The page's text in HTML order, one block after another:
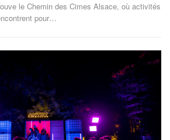
le Chemin des Cimes Alsace, où activités
pour…